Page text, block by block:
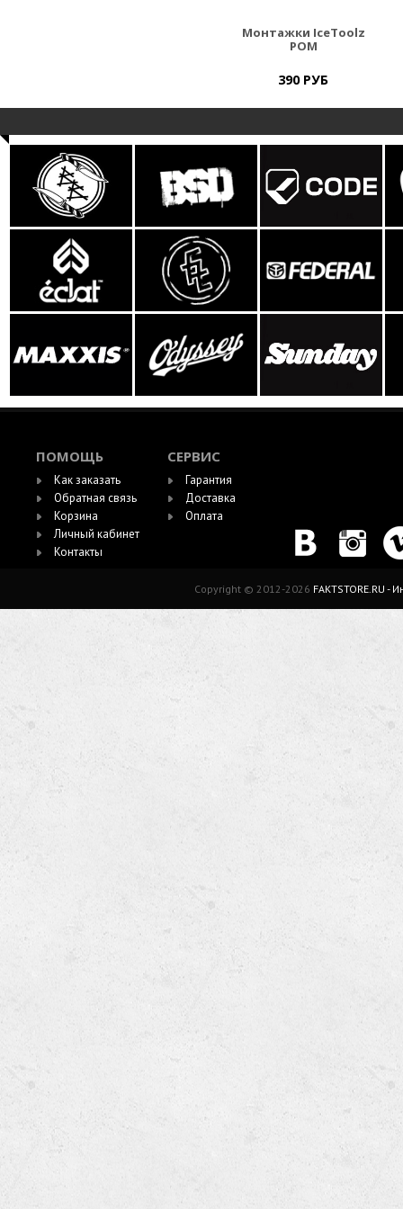
Монтажки IceToolz
POM
390 РУБ
ПОМОЩЬ
Как заказать
Обратная связь
Корзина
Личный кабинет
Контакты
СЕРВИС
Гарантия
Доставка
Оплата
Copyright © 2012-2026 FAKTSTORE.RU